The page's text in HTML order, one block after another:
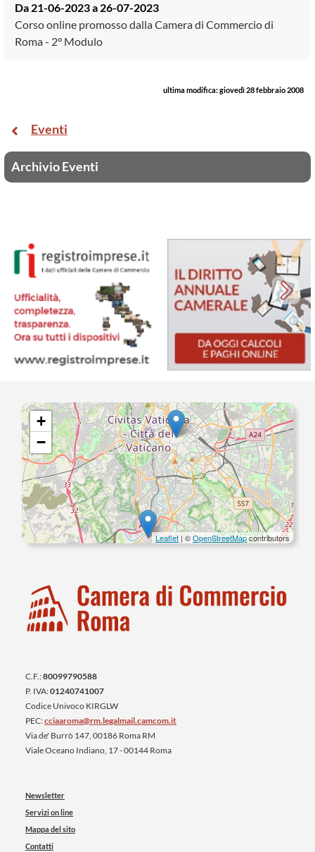
Da 21-06-2023a 26-07-2023
Corso online promosso dalla Camera di Commercio di
Roma - 2° Modulo
ultima modifica:giovedì 28 febbraio 2008
Eventi
Archivio Eventi
+
−
Leaflet | ©OpenStreetMapcontributors
C.F.:80099790588
P. IVA:01240741007
Codice Univoco KIRGLW
PEC:cciaaroma@rm.legalmail.camcom.it
Via de' Burrò 147, 00186 Roma RM
Viale Oceano Indiano, 17 - 00144 Roma
Newsletter
Servizi on line
Mappa del sito
Contatti